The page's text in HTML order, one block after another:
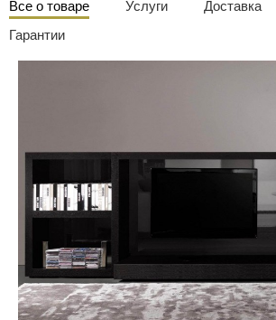
Все о товаре Услуги Доставка
Гарантии